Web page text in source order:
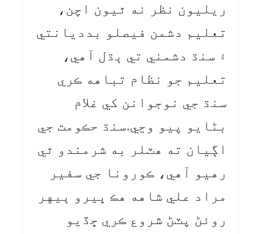
ريليون نظر نه ٿيون اچن،
تعليم دشمن فيصلو بدديانتي
۽ سنڌ دشمني تي ٻڌل آهي،
تعليم جو نظام تباهه ڪري
سنڌ جي نوجوانن کي غلام
بڻايو پيو وڃي.سنڌ حڪومت جي
اڳيان ته هٽلر به شرمندو ٿي
رهيو آهي، ڪورونا جي سفير
مراد علي شاهه هڪ ڀيرو ٻيهر
روئڻ پٽڻ شروع ڪري ڇڏيو